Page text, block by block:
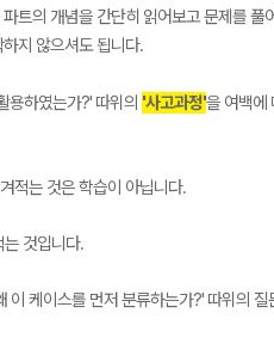
트의 개념을 간단히 읽어보고 문제를 풀
지 않으셔도 됩니다.
용하였는가?' 따위의 '사고과정'을 여백에
적는 것은 학습이 아닙니다.
것입니다.
이 케이스를 먼저 분류하는가?' 따위의 질